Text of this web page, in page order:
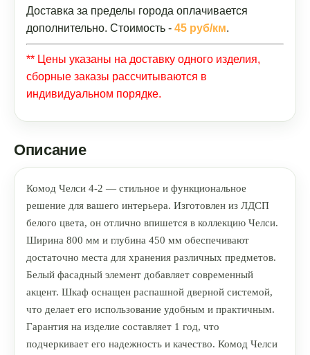
Доставка за пределы города оплачивается
дополнительно. Стоимость - 45 руб/км.
** Цены указаны на доставку одного изделия,
сборные заказы рассчитываются в
индивидуальном порядке.
Описание
Комод Челси 4-2 — стильное и функциональное
решение для вашего интерьера. Изготовлен из ЛДСП
белого цвета, он отлично впишется в коллекцию Челси.
Ширина 800 мм и глубина 450 мм обеспечивают
достаточно места для хранения различных предметов.
Белый фасадный элемент добавляет современный
акцент. Шкаф оснащен распашной дверной системой,
что делает его использование удобным и практичным.
Гарантия на изделие составляет 1 год, что
подчеркивает его надежность и качество. Комод Челси